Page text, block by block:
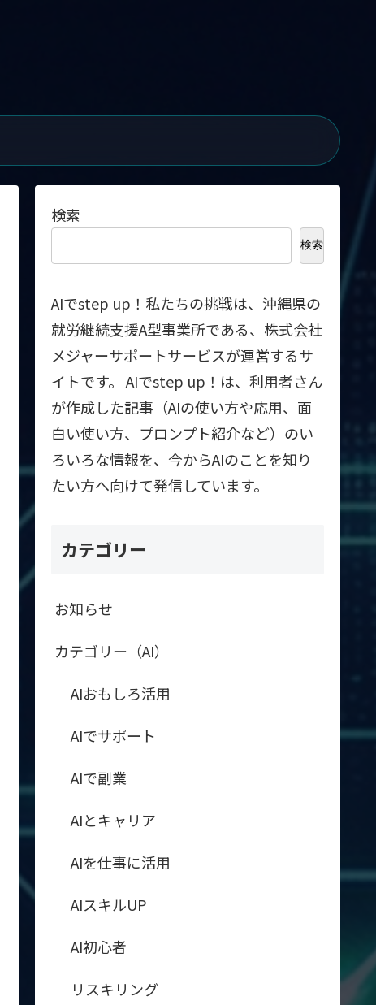
検索
検索
AIでstep up！私たちの挑戦は、沖縄県の
就労継続支援A型事業所である、株式会社
メジャーサポートサービスが運営するサ
イトです。 AIでstep up！は、利用者さん
が作成した記事（AIの使い方や応用、面
白い使い方、プロンプト紹介など）のい
ろいろな情報を、今からAIのことを知り
たい方へ向けて発信しています。
カテゴリー
お知らせ
カテゴリー（AI）
AIおもしろ活用
AIでサポート
AIで副業
AIとキャリア
AIを仕事に活用
AIスキルUP
AI初心者
リスキリング